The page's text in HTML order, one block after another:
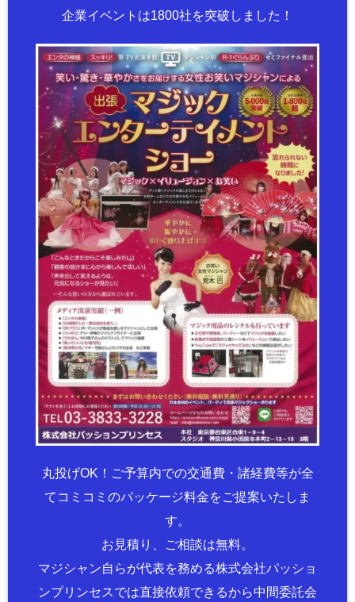
企業イベントは1800社を突破しました！
丸投げOK！ご予算内での交通費・諸経費等が全
てコミコミのパッケージ料金をご提案いたしま
す。
お見積り、ご相談は無料。
マジシャン自らが代表を務める株式会社パッショ
ンプリンセスでは直接依頼できるから中間委託会